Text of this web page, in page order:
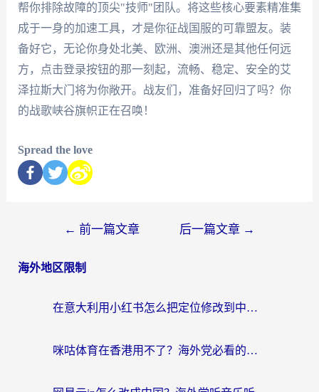
帮你排除故障的顶尖"技师"团队。将这些核心要素精准集
成于一身的加速工具，才是你征战国服的可靠盟友。装
备好它，无论你身处北美、欧洲、澳洲还是其他任何远
方，点击登录按钮的那一刻起，流畅、稳定、安全的艾
泽拉斯大门将为你敞开。战友们，准备好回归了吗？你
的战歌峡谷旗帜正在召唤！
Spread the love
← 前一篇文章 后一篇文章 →
海外地区限制
在意大利用小红书怎么把定位修改到中国国内？3个实用技巧+1个靠谱工具帮你搞定
咪咕体育在香港用不了？海外党必看的回国加速器选择指南（附3个真实场景解决方案）